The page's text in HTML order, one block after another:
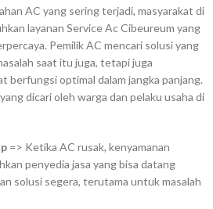
AC yang sering terjadi, masyarakat di
layanan Service Ac Cibeureum yang
Pemilik AC mencari solusi yang
saat itu juga, tetapi juga
berfungsi optimal dalam jangka panjang.
dicari oleh warga dan pelaku usaha di
=> Ketika AC rusak, kenyamanan
penyedia jasa yang bisa datang
solusi segera, terutama untuk masalah